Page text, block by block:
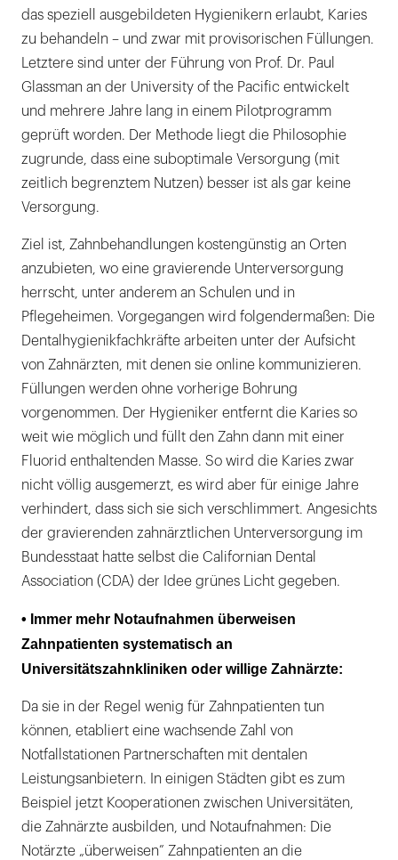
das speziell ausgebildeten Hygienikern erlaubt, Karies
zu behandeln – und zwar mit provisorischen Füllungen.
Letztere sind unter der Führung von Prof. Dr. Paul
Glassman an der University of the Pacific entwickelt
und mehrere Jahre lang in einem Pilotprogramm
geprüft worden. Der Methode liegt die Philosophie
zugrunde, dass eine suboptimale Versorgung (mit
zeitlich begrenztem Nutzen) besser ist als gar keine
Versorgung.
Ziel ist, Zahnbehandlungen kostengünstig an Orten
anzubieten, wo eine gravierende Unterversorgung
herrscht, unter anderem an Schulen und in
Pflegeheimen. Vorgegangen wird folgendermaßen: Die
Dentalhygienikfachkräfte arbeiten unter der Aufsicht
von Zahnärzten, mit denen sie online kommunizieren.
Füllungen werden ohne vorherige Bohrung
vorgenommen. Der Hygieniker entfernt die Karies so
weit wie möglich und füllt den Zahn dann mit einer
Fluorid enthaltenden Masse. So wird die Karies zwar
nicht völlig ausgemerzt, es wird aber für einige Jahre
verhindert, dass sich sie sich verschlimmert. Angesichts
der gravierenden zahnärztlichen Unterversorgung im
Bundesstaat hatte selbst die Californian Dental
Association (CDA) der Idee grünes Licht gegeben.
• Immer mehr Notaufnahmen überweisen
Zahnpatienten systematisch an
Universitätszahnkliniken oder willige Zahnärzte:
Da sie in der Regel wenig für Zahnpatienten tun
können, etabliert eine wachsende Zahl von
Notfallstationen Partnerschaften mit dentalen
Leistungsanbietern. In einigen Städten gibt es zum
Beispiel jetzt Kooperationen zwischen Universitäten,
die Zahnärzte ausbilden, und Notaufnahmen: Die
Notärzte „überweisen” Zahnpatienten an die